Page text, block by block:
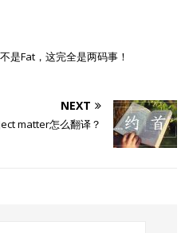
是Fat，这完全是两码事！
NEXT
matter怎么翻译？